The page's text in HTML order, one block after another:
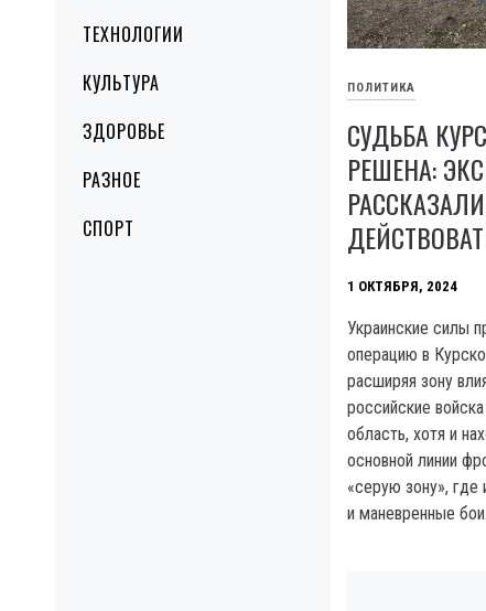
ТЕХНОЛОГИИ
КУЛЬТУРА
ЗДОРОВЬЕ
РАЗНОЕ
СПОРТ
ПОЛИТИКА
СУДЬБА
РЕШЕНА:
1 ОКТЯБРЯ, 2024
Украинские силы
операцию в
расширяя зону
российские
область, хотя и
основной линии
«серую зону», где
и маневренные бои.